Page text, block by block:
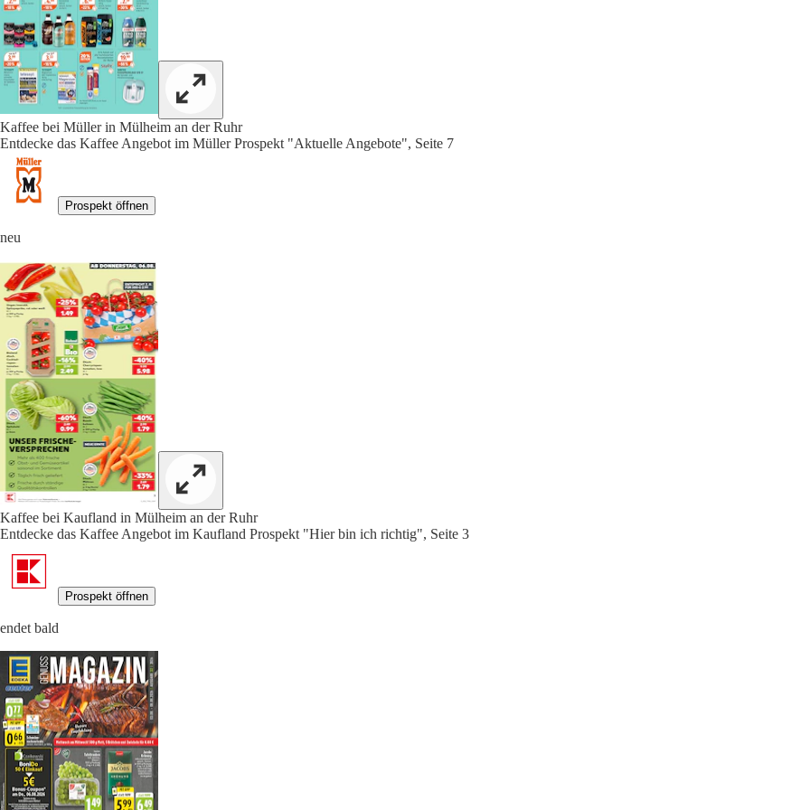
Kaffee bei Müller in Mülheim an der Ruhr
Entdecke das Kaffee Angebot im Müller Prospekt "Aktuelle Angebote", Seite 7
Prospekt öffnen
neu
Kaffee bei Kaufland in Mülheim an der Ruhr
Entdecke das Kaffee Angebot im Kaufland Prospekt "Hier bin ich richtig", Seite 3
Prospekt öffnen
endet bald